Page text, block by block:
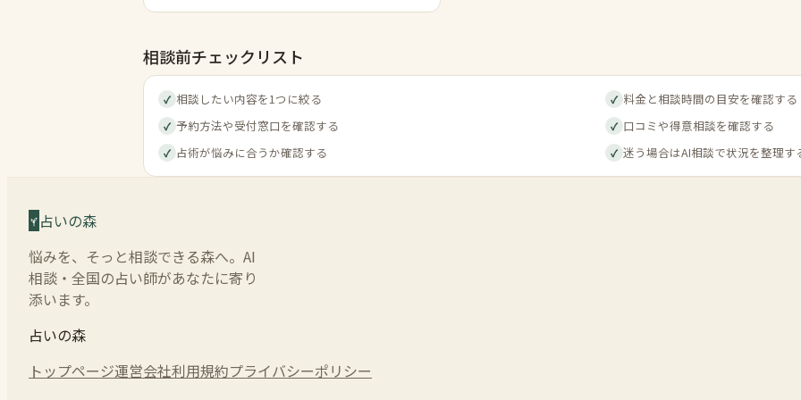
相談前チェックリスト
✓ 相談したい内容を1つに絞る ✓ 料金と相談時間の目安を確認する
✓ 予約方法や受付窓口を確認する ✓ 口コミや得意相談を確認する
✓ 占術が悩みに合うか確認する ✓ 迷う場合はAI相談で状況を整理す
占いの森
悩みを、そっと相談できる森へ。AI
相談・全国の占い師があなたに寄り
添います。
占いの森
トップページ運営会社利用規約プライバシーポリシー